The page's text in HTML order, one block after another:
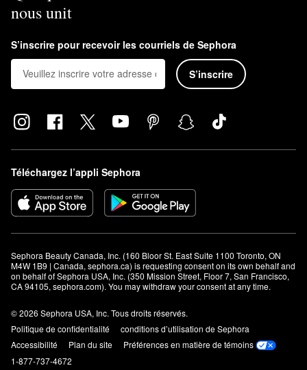
nous unit
S’inscrire pour recevoir les courriels de Sephora
S’inscrire
Téléchargez l’appli Sephora
Sephora Beauty Canada, Inc. (160 Bloor St. East Suite 1100 Toronto, ON
M4W 1B9 | Canada, sephora.ca) is requesting consent on its own behalf and
on behalf of Sephora USA, Inc. (350 Mission Street, Floor 7, San Francisco,
CA 94105, sephora.com). You may withdraw your consent at any time.
© 2026 Sephora USA, Inc. Tous droits réservés.
Politique de confidentialité
conditions d’utilisation de Sephora
Accessibilité
Plan du site
Préférences en matière de témoins
1-877-737-4672